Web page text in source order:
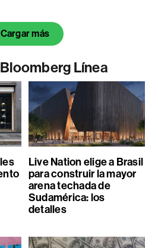
Cargar más
Línea
Live Nation elige a Brasil
para construir la mayor
arena techada de
Sudamérica: los
detalles